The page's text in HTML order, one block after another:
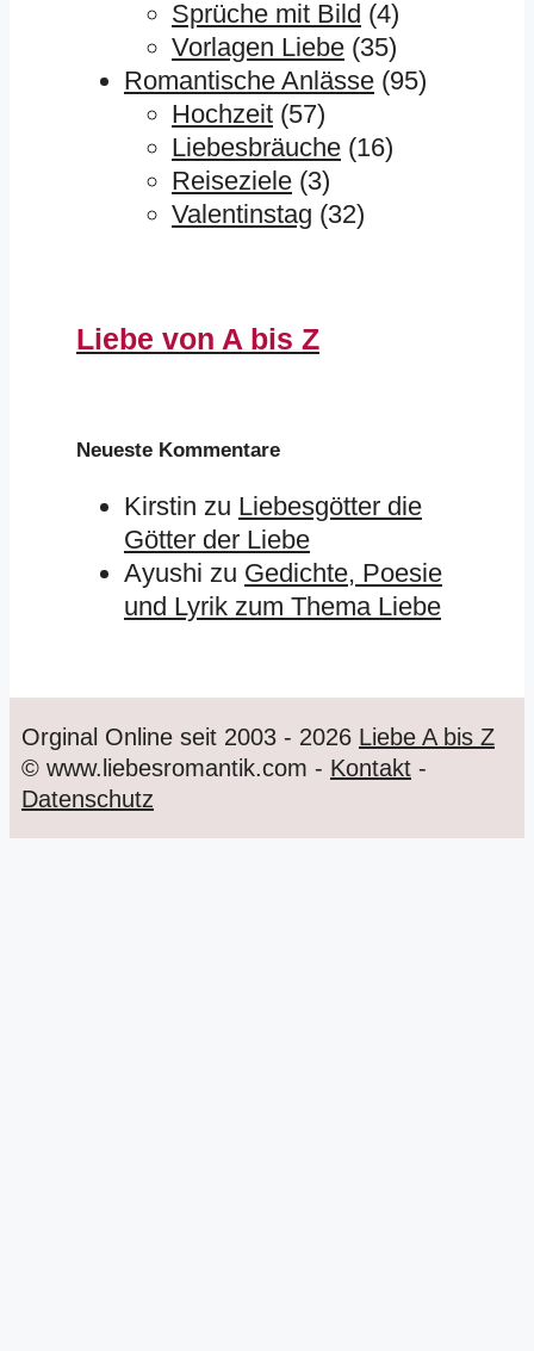
Sprüche mit Bild (4)
Vorlagen Liebe (35)
Romantische Anlässe (95)
Hochzeit (57)
Liebesbräuche (16)
Reiseziele (3)
Valentinstag (32)
Liebe von A bis Z
Neueste Kommentare
Kirstin zu Liebesgötter die
Götter der Liebe
Ayushi zu Gedichte, Poesie
und Lyrik zum Thema Liebe
Orginal Online seit 2003 - 2026 Liebe A bis Z
© www.liebesromantik.com - Kontakt -
Datenschutz